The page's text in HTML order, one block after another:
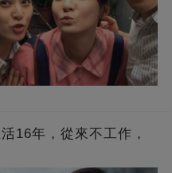
16年，從來不工作，